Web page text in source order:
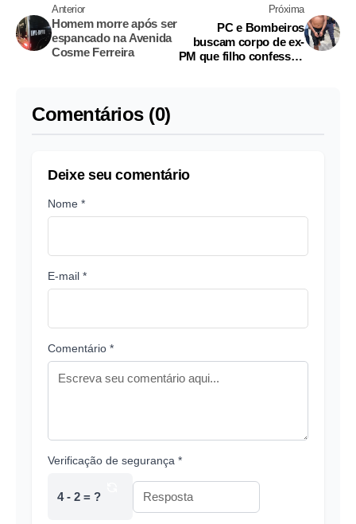
Anterior
Homem morre após ser
espancado na Avenida
Cosme Ferreira
Próxima
PC e Bombeiros
buscam corpo de ex-
PM que filho confessou
Comentários (0)
Deixe seu comentário
Nome *
E-mail *
Comentário *
Verificação de segurança *
4 - 2 = ?